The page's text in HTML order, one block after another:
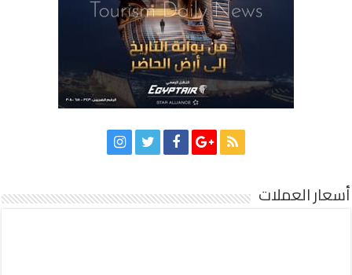
أسعار العملات